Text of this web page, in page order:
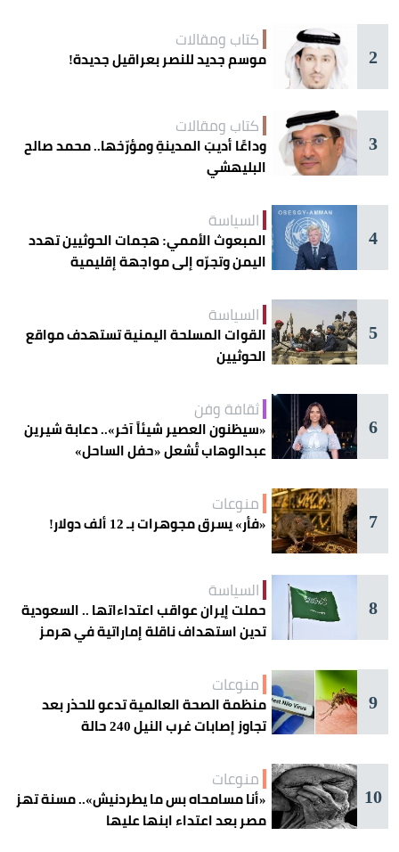
2
كتاب ومقالات
موسم جديد للنصر بعراقيل جديدة!
3
كتاب ومقالات
وداعًا أديبَ المدينةِ ومؤرّخها.. محمد صالح
البليهشي
4
السياسة
المبعوث الأممي: هجمات الحوثيين تهدد
اليمن وتجرّه إلى مواجهة إقليمية
5
السياسة
القوات المسلحة اليمنية تستهدف مواقع
الحوثيين
6
ثقافة وفن
«سيظنون العصير شيئاً آخر».. دعابة شيرين
عبدالوهاب تُشعل «حفل الساحل»
7
منوعات
«فأر» يسرق مجوهرات بـ 12 ألف دولار!
8
السياسة
حملت إيران عواقب اعتداءاتها .. السعودية
تدين استهداف ناقلة إماراتية في هرمز
9
منوعات
منظمة الصحة العالمية تدعو للحذر بعد
تجاوز إصابات غرب النيل 240 حالة
10
منوعات
«أنا مسامحاه بس ما يطردنيش».. مسنة تهز
مصر بعد اعتداء ابنها عليها